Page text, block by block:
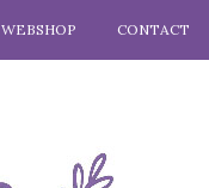
WEBSHOP CONTACT